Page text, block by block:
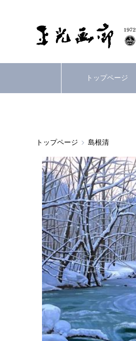
トップページ
トップページ 島根清